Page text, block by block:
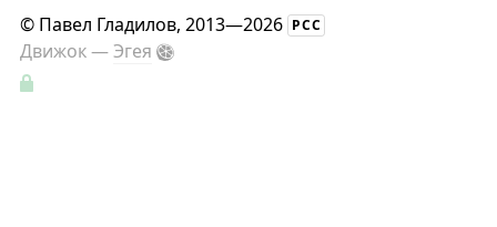
© Павел Гладилов, 2013—2026 РСС
Движок —Эгея